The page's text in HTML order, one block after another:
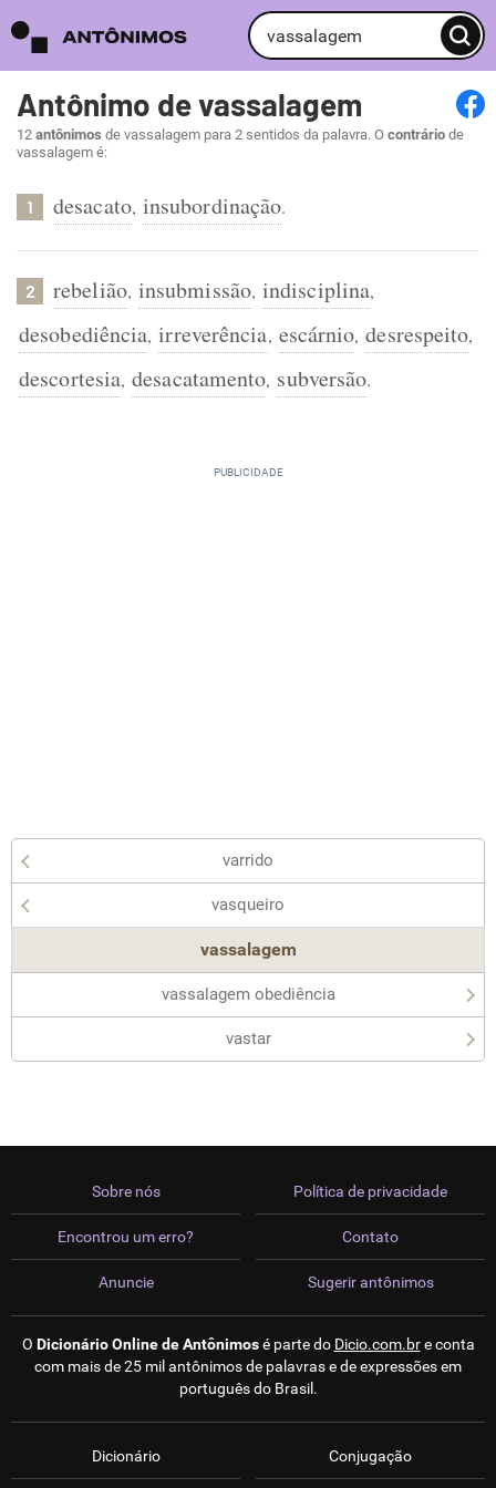
Antônimo de vassalagem
12 antônimos de vassalagem para 2 sentidos da palavra. O contrário de
vassalagem é:
1 desacato, insubordinação.
2 rebelião, insubmissão, indisciplina,
desobediência, irreverência, escárnio, desrespeito,
descortesia, desacatamento, subversão.
varrido
vasqueiro
vassalagem
vassalagem obediência
vastar
Sobre nós
Encontrou um erro?
Anuncie
Política de privacidade
Contato
Sugerir antônimos
O Dicionário Online de Antônimosé parte do Dicio.com.bre conta
com mais de 25 mil antônimos de palavras e de expressões em
português do Brasil.
Dicionário Conjugação